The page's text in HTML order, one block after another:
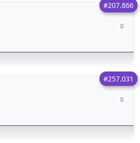
#207.866
0
#257.031
0